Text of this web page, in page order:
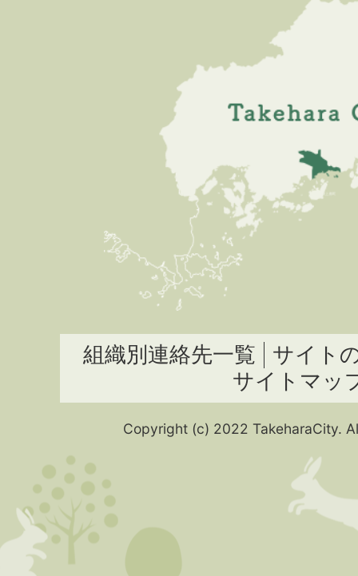
組織別連絡先一覧
サイト
サイトマッ
Copyright (c) 2022 TakeharaCity.